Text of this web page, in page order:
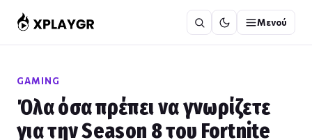
στο
περιεχόμενο
Μενού
GAMING
Όλα όσα πρέπει να γνωρίζετε
για την Season 8 του Fortnite